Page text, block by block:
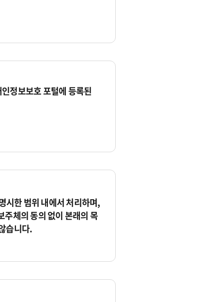
정보보호 포털에 등록된
시한 범위 내에서 처리하며,
체의 동의 없이 본래의 목
습니다.